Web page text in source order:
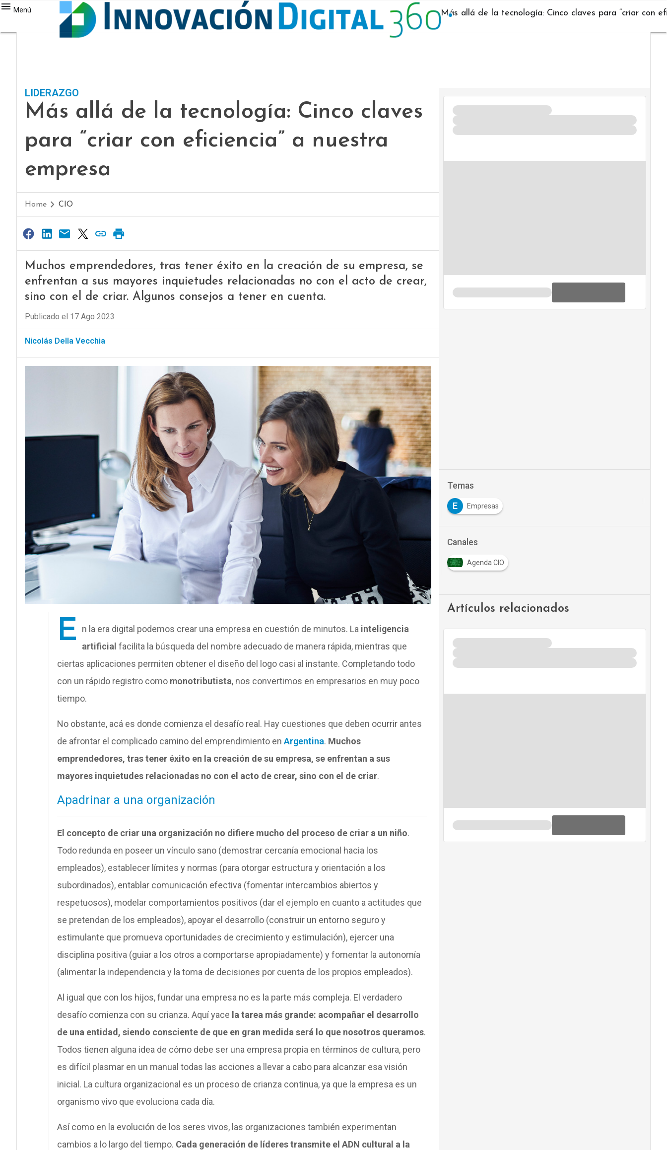
Menú Más allá de la tecnología: Cinco claves para “criar con
LIDERAZGO
Más allá de la tecnología: Cinco claves
para “criar con eficiencia” a nuestra
empresa
Home CIO
Muchos emprendedores, tras tener éxito en la creación de su empresa, se
enfrentan a sus mayores inquietudes relacionadas no con el acto de crear,
sino con el de criar. Algunos consejos a tener en cuenta.
Publicado el 17 Ago 2023
Nicolás Della Vecchia
E n la era digital podemos crear una empresa en cuestión de minutos. La inteligencia
artificial facilita la búsqueda del nombre adecuado de manera rápida, mientras que
ciertas aplicaciones permiten obtener el diseño del logo casi al instante. Completando todo
con un rápido registro como monotributista, nos convertimos en empresarios en muy poco
tiempo.
No obstante, acá es donde comienza el desafío real. Hay cuestiones que deben ocurrir antes
de afrontar el complicado camino del emprendimiento en Argentina. Muchos
emprendedores, tras tener éxito en la creación de su empresa, se enfrentan a sus
mayores inquietudes relacionadas no con el acto de crear, sino con el de criar.
Apadrinar a una organización
El concepto de criar una organización no difiere mucho del proceso de criar a un niño.
Todo redunda en poseer un vínculo sano (demostrar cercanía emocional hacia los
empleados), establecer límites y normas (para otorgar estructura y orientación a los
subordinados), entablar comunicación efectiva (fomentar intercambios abiertos y
respetuosos), modelar comportamientos positivos (dar el ejemplo en cuanto a actitudes que
se pretendan de los empleados), apoyar el desarrollo (construir un entorno seguro y
estimulante que promueva oportunidades de crecimiento y estimulación), ejercer una
disciplina positiva (guiar a los otros a comportarse apropiadamente) y fomentar la autonomía
(alimentar la independencia y la toma de decisiones por cuenta de los propios empleados).
Al igual que con los hijos, fundar una empresa no es la parte más compleja. El verdadero
desafío comienza con su crianza. Aquí yace la tarea más grande: acompañar el desarrollo
de una entidad, siendo consciente de que en gran medida será lo que nosotros queramos.
Todos tienen alguna idea de cómo debe ser una empresa propia en términos de cultura, pero
es difícil plasmar en un manual todas las acciones a llevar a cabo para alcanzar esa visión
inicial. La cultura organizacional es un proceso de crianza continua, ya que la empresa es un
organismo vivo que evoluciona cada día.
Así como en la evolución de los seres vivos, las organizaciones también experimentan
cambios a lo largo del tiempo. Cada generación de líderes transmite el ADN cultural a la
Temas
E Empresas
Canales
Agenda CIO
Artículos relacionados